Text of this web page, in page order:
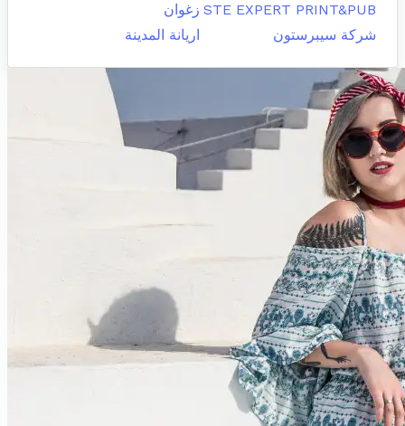
STE EXPERT PRINT&PUB زغوان
شركة سيبرستون
اريانة المدينة